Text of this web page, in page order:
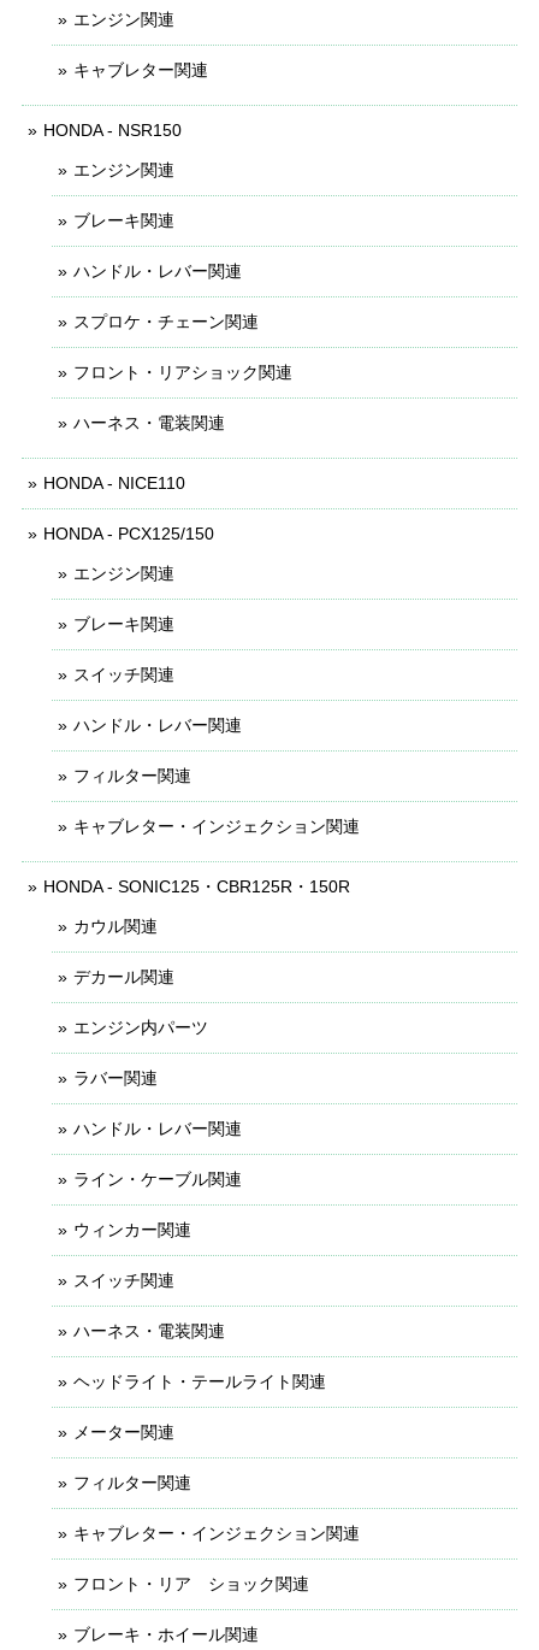
エンジン関連
キャブレター関連
HONDA - NSR150
エンジン関連
ブレーキ関連
ハンドル・レバー関連
スプロケ・チェーン関連
フロント・リアショック関連
ハーネス・電装関連
HONDA - NICE110
HONDA - PCX125/150
エンジン関連
ブレーキ関連
スイッチ関連
ハンドル・レバー関連
フィルター関連
キャブレター・インジェクション関連
HONDA - SONIC125・CBR125R・150R
カウル関連
デカール関連
エンジン内パーツ
ラバー関連
ハンドル・レバー関連
ライン・ケーブル関連
ウィンカー関連
スイッチ関連
ハーネス・電装関連
ヘッドライト・テールライト関連
メーター関連
フィルター関連
キャブレター・インジェクション関連
フロント・リア ショック関連
ブレーキ・ホイール関連